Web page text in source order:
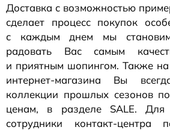
Доставка с возможностью
сделает процесс покупок
с каждым днем мы
радовать Вас самым
и приятным шопингом. Также
интернет-магазина Вы
коллекции прошлых сезонов
ценам, в разделе SALE. Для
сотрудники контакт-центра